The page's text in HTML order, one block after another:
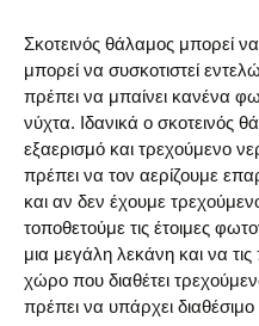
Σκοτεινός θάλαμος μπορεί
μπορεί να συσκοτιστεί
πρέπει να μπαίνει κανένα φως
νύχτα. Ιδανικά ο σκοτεινός
εξαερισμό και τρεχούμενο
πρέπει να τον αερίζουμε
και αν δεν έχουμε
τοποθετούμε τις έτοιμες
μια μεγάλη λεκάνη και να
χώρο που διαθέτει
πρέπει να υπάρχει